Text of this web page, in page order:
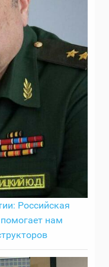
Российская
нам